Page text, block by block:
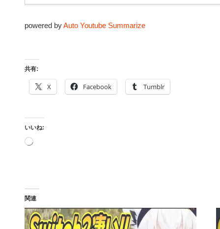
powered byAuto Youtube Summarize
共有:
X Facebook Tumblr
いいね:
読
関連